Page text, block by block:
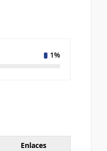
1%
Enlaces